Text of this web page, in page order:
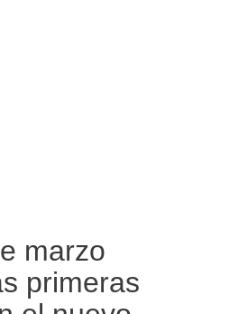
marzo
primeras